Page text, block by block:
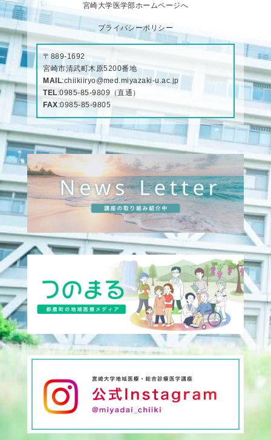
宮崎大学医学部ホームページへ
プライバシーポリシー
〒889-1692
宮崎市清武町木原5200番地
MAIL:chiikiiryo@med.miyazaki-u.ac.jp
TEL:0985-85-9809 （直通）
FAX:0985-85-9805